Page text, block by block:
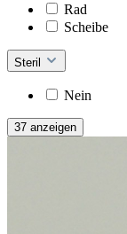
Rad
Scheibe
Steril
Nein
37 anzeigen